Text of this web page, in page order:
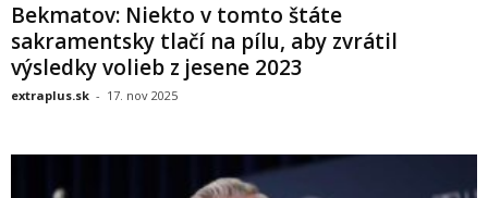
Bekmatov: Niekto v tomto štáte
sakramentsky tlačí na pílu, aby zvrátil
výsledky volieb z jesene 2023
extraplus.sk - 17. nov 2025